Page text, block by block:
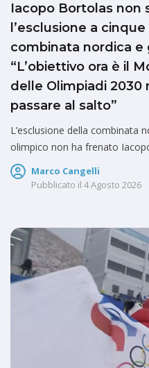
Iacopo Bortolas non
l’esclusione a
combinata nordica e
“L’obiettivo ora è il
delle Olimpiadi
passare al salto”
L’esclusione della combinata
olimpico non ha frenato
Marco Cangelli
Pubblicato il 4 Agosto 2026